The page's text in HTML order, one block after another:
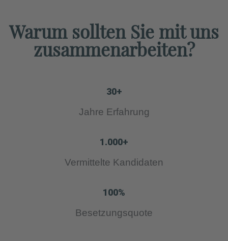
Warum sollten Sie mit uns
zusammenarbeiten?
Jahre Erfahrung
30+
Vermittelte Kandidaten
1.000+
Besetzungsquote
100%